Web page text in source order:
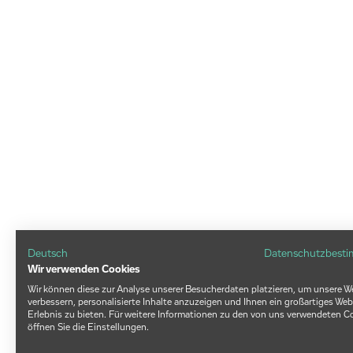
Deutsch
Wir verwenden Cookies
Wir können diese zur Analyse unserer Besucherdaten platzieren, um unsere
verbessern, personalisierte Inhalte anzuzeigen und Ihnen ein großartiges
Erlebnis zu bieten. Für weitere Informationen zu den von uns verwendeten
öffnen Sie die Einstellungen.